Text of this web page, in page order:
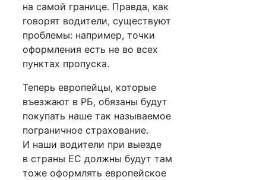
на самой границе. Правда, как
говорят водители, существуют
проблемы: например, точки
оформления есть не во всех
пунктах пропуска.
Теперь европейцы, которые
въезжают в РБ, обязаны будут
покупать наше так называемое
пограничное страхование.
И наши водители при выезде
в страны ЕС должны будут там
тоже оформлять европейское